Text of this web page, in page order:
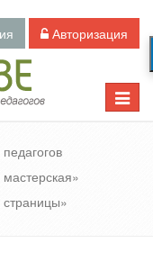
Авторизация
Toggle
страницы»